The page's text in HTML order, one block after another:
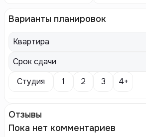
Варианты планировок
Квартира
Срок сдачи
Студия
1 2 3 4+
Отзывы
Пока нет комментариев